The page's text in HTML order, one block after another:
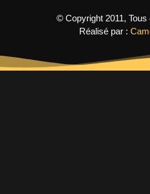
© Copyright 2011,
Réalisé par :